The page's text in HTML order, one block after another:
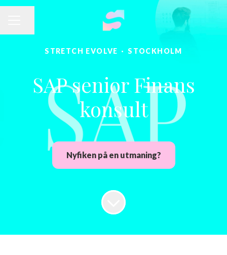
STRETCH EVOLVE · STOCKHOLM
SAP senior Finans
konsult
Nyfiken på en utmaning?